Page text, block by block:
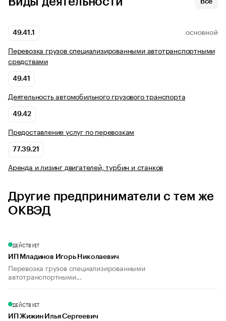
Все
49.41.1 ОСНОВНОЙ
Перевозка грузов специализированными автотранспортными
средствами
49.41
Деятельность автомобильного грузового транспорта
49.42
Предоставление услуг по перевозкам
77.39.21
Аренда и лизинг двигателей, турбин и станков
Другие предприниматели с тем же
ОКВЭД
ДЕЙСТВУЕТ
ИП Младинов Игорь Николаевич
Перевозка грузов специализированными
автотранспортными...
ДЕЙСТВУЕТ
ИП Жижин Илья Сергеевич